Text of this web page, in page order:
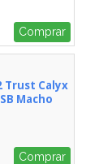
Comprar
Trust Calyx
Macho
Comprar